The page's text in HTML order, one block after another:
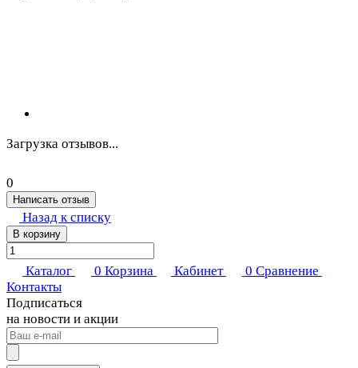
Загрузка отзывов...
0
Написать отзыв
Назад к списку
В корзину
Каталог 0 Корзина Кабинет 0 Сравнение
Контакты
Подписаться
на новости и акции